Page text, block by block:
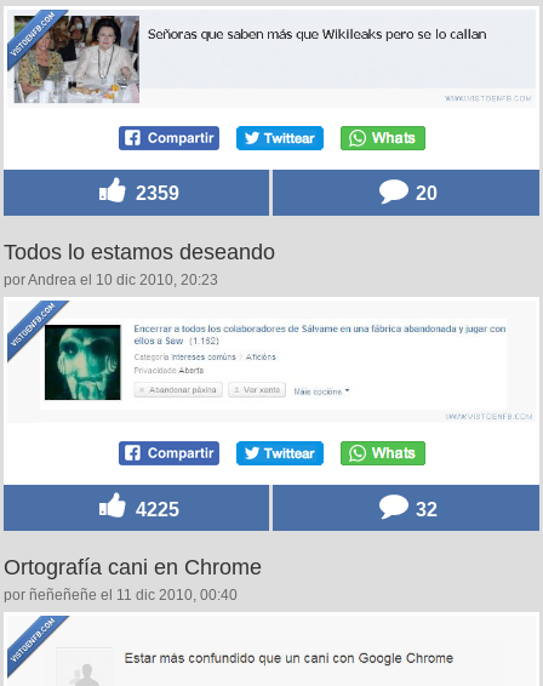
2359 20
Todos lo estamos deseando
por Andrea el 10 dic 2010, 20:23
4225 32
Ortografía cani en Chrome
por ñeñeñeñe el 11 dic 2010, 00:40